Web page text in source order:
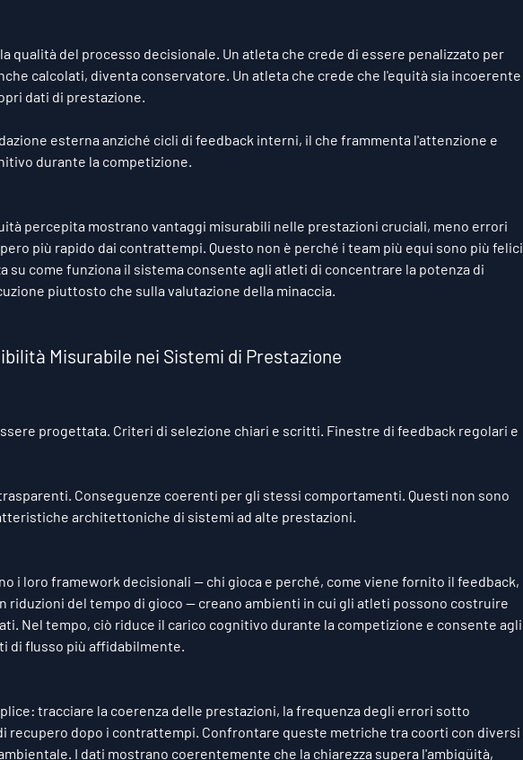
qualità del processo decisionale. Un atleta che crede di essere penalizzato per
calcolati, diventa conservatore. Un atleta che crede che l'equità sia incoerente
dati di prestazione.
esterna anziché cicli di feedback interni, il che frammenta l'attenzione e
durante la competizione.
percepita mostrano vantaggi misurabili nelle prestazioni cruciali, meno errori
più rapido dai contrattempi. Questo non è perché i team più equi sono più felici
su come funziona il sistema consente agli atleti di concentrare la potenza di
piuttosto che sulla valutazione della minaccia.
Misurabile nei Sistemi di Prestazione
progettata. Criteri di selezione chiari e scritti. Finestre di feedback regolari e
Conseguenze coerenti per gli stessi comportamenti. Questi non sono
architettoniche di sistemi ad alte prestazioni.
i loro framework decisionali — chi gioca e perché, come viene fornito il feedback,
riduzioni del tempo di gioco — creano ambienti in cui gli atleti possono costruire
Nel tempo, ciò riduce il carico cognitivo durante la competizione e consente agli
di flusso più affidabilmente.
tracciare la coerenza delle prestazioni, la frequenza degli errori sotto
recupero dopo i contrattempi. Confrontare queste metriche tra coorti con diversi
I dati mostrano coerentemente che la chiarezza supera l'ambigüità,